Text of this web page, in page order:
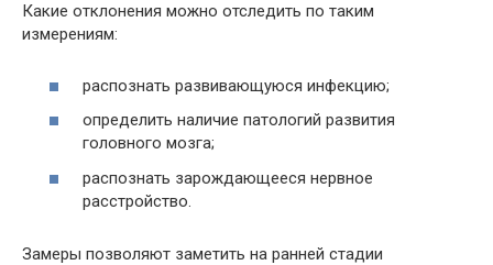
Какие отклонения можно отследить по таким
измерениям:
распознать развивающуюся инфекцию;
определить наличие патологий развития
головного мозга;
распознать зарождающееся нервное
расстройство.
Замеры позволяют заметить на ранней стадии